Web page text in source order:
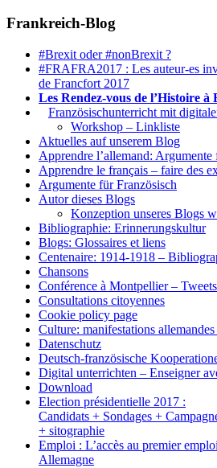
Frankreich-Blog
#Brexit oder #nonBrexit ?
#FRAFRA2017 : Les auteur-es
de Francfort 2017
Les Rendez-vous de l’Histoire à
Französischunterricht mit
Workshop – Linkliste
Aktuelles auf unserem Blog
Apprendre l’allemand: Argumente
Apprendre le français – faire des
Argumente für Französisch
Autor dieses Blogs
Konzeption unseres Blogs
Bibliographie: Erinnerungskultur
Blogs: Glossaires et liens
Centenaire: 1914-1918 –
Chansons
Conférence à Montpellier – Tweets
Consultations citoyennes
Cookie policy page
Culture: manifestations
Datenschutz
Deutsch-französische
Digital unterrichten – Enseigner
Download
Election présidentielle 2017 :
Candidats + Sondages +
+ sitographie
Emploi : L’accès au premier
Allemagne